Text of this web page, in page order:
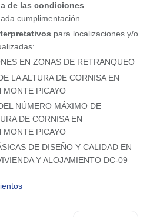
de las condiciones
cumplimentación.
para localizaciones y/o
EN ZONAS DE RETRANQUEO
LA ALTURA DE CORNISA EN
MONTE PICAYO
NÚMERO MÁXIMO DE
DE CORNISA EN
MONTE PICAYO
DE DISEÑO Y CALIDAD EN
Y ALOJAMIENTO DC-09